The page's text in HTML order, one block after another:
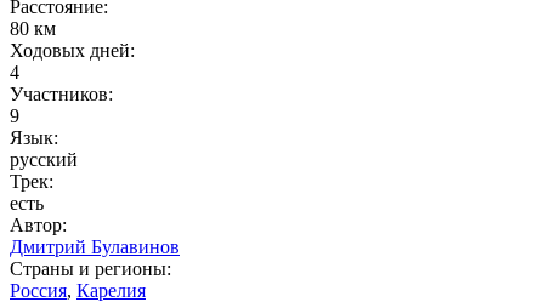
Расстояние:
80 км
Ходовых дней:
4
Участников:
9
Язык:
русский
Трек:
есть
Автор:
Дмитрий Булавинов
Страны и регионы:
Россия, Карелия